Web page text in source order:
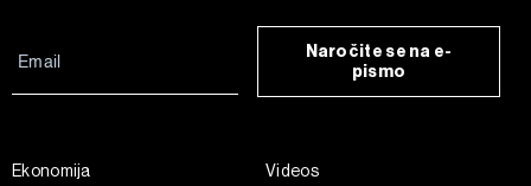
Naročite se na e-
pismo
Ekonomija
Videos